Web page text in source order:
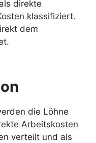
direkte
klassifiziert.
dem
die Löhne
Arbeitskosten
verteilt und als